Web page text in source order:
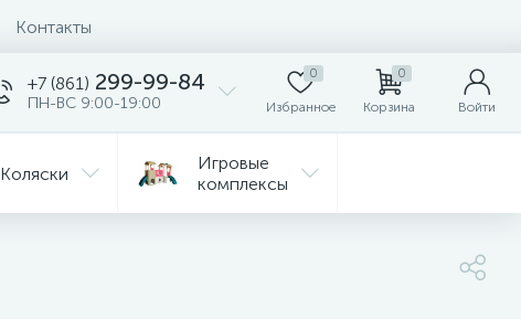
Контакты
+7 (861) 299-99-84
ПН-ВС 9:00-19:00
0
Избранное
0
Корзина Войти
Коляски
Игровые
комплексы